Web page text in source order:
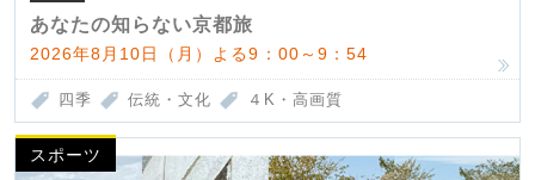
あなたの知らない京都旅
2026年8月10日（月）よる9：00～9：54
四季 伝統・文化 ４K・高画質
スポーツ